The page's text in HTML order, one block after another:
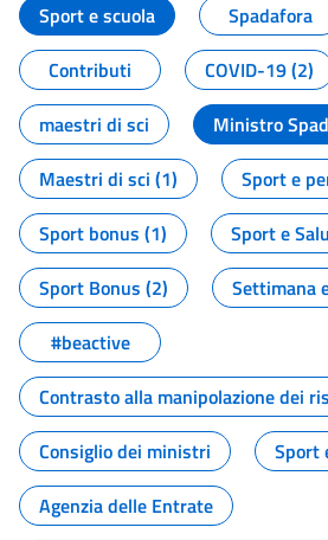
Sport e scuola
Spadafora
Contributi
COVID-19 (2)
maestri di sci
Ministro
Maestri di sci (1)
Sport e
Sport bonus (1)
Sport e
Sport Bonus (2)
Settimana
#beactive
Contrasto alla manipolazione dei
Consiglio dei ministri
Sport
Agenzia delle Entrate